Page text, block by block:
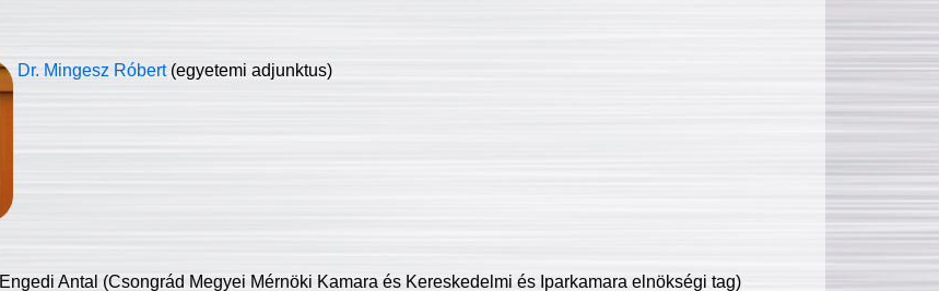
Dr. Mingesz Róbert (egyetemi adjunktus)
Engedi Antal (Csongrád Megyei Mérnöki Kamara és Kereskedelmi és Iparkamara elnökségi tag)